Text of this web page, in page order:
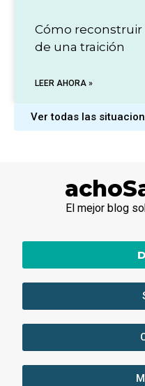
Cómo
de una traición
LEER AHORA »
Ver todas las
El mejor blog